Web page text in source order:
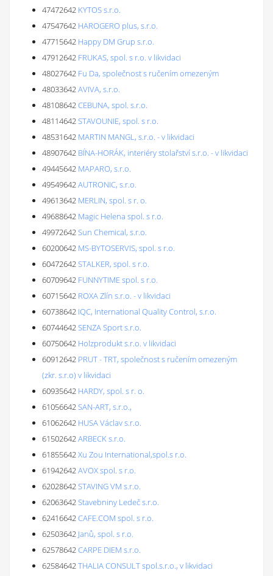
47472642 KYTOS s.r.o.
47547642 HAROGERO plus, s.r.o.
47715642 Happy DM Grup s.r.o.
47912642 FRUKAS, spol. s r.o. v likvidaci
48027642 Fu Da, společnost s ručením omezeným
48033642AVIVA, s.r.o.
48108642CEBUNA, spol. s.r.o.
48114642STAVOUNIE, spol. s r.o.
48531642 MARTIN MANGL, s.r.o. - v likvidaci
48907642 BÍNA-HORÁK, interiéry stolařství s.r.o. - v likvidaci
49445642 MAPARO, s.r.o.
49549642AUTRONIC, s.r.o.
49613642 MERLIN, spol. s r. o.
49688642 Magic Helena spol. s r.o.
49972642Sun Chemical, s.r.o.
60200642 MS-BYTOSERVIS, spol. s r.o.
60472642STALKER, spol. s r.o.
60709642 FUNNYTIME spol. s r.o.
60715642 ROXA Zlín s.r.o. - v likvidaci
60738642 IQC, International Quality Control, s.r.o.
60744642SENZA Sport s.r.o.
60750642 Holzprodukt s.r.o. v likvidaci
60912642 PRUT - TRT, společnost s ručením omezeným
(zkr. s.r.o) v likvidaci
60935642 HARDY, spol. s r. o.
61056642SAN-ART, s.r.o.,
61062642 HUSA Václav s.r.o.
61502642ARBECK s.r.o.
61855642Xu Zou International,spol.s r.o.
61942642AVOX spol. s r.o.
62028642STAVING VM s.r.o.
62063642Stavebniny Ledeč s.r.o.
62416642CAFE.COM spol. s r.o.
62503642 Janů, spol. s r.o.
62578642CARPE DIEM s.r.o.
62584642THALIA CONSULT spol.s.r.o., v likvidaci